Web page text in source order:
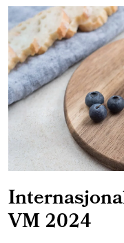
VM 2024
Grøntavdelingen
Oppskrifter
Kunnskapshjørnet